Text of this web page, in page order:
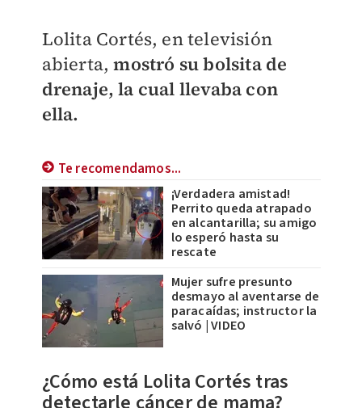
Lolita Cortés, en televisión
abierta,mostró su bolsita de
drenaje, la cual llevaba con
ella.
Te recomendamos...
¡Verdadera amistad!
Perrito queda atrapado
en alcantarilla; su amigo
lo esperó hasta su
rescate
Mujer sufre presunto
desmayo al aventarse de
paracaídas; instructor la
salvó | VIDEO
¿Cómo está Lolita Cortés tras